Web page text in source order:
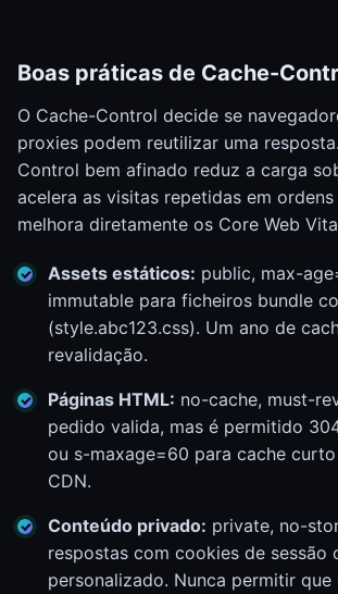
Boas práticas de Cache-
O Cache-Control decide se
proxies podem reutilizar uma
Control bem afinado reduz a carga
acelera as visitas repetidas em
melhora diretamente os Core Web
Assets estáticos: public, max-
immutable para ficheiros bundle
(style.abc123.css). Um ano de
revalidação.
Páginas HTML: no-cache, must-
pedido valida, mas é permitido
ou s-maxage=60 para cache
CDN.
Conteúdo privado: private, no-
respostas com cookies de sessão
personalizado. Nunca permitir que